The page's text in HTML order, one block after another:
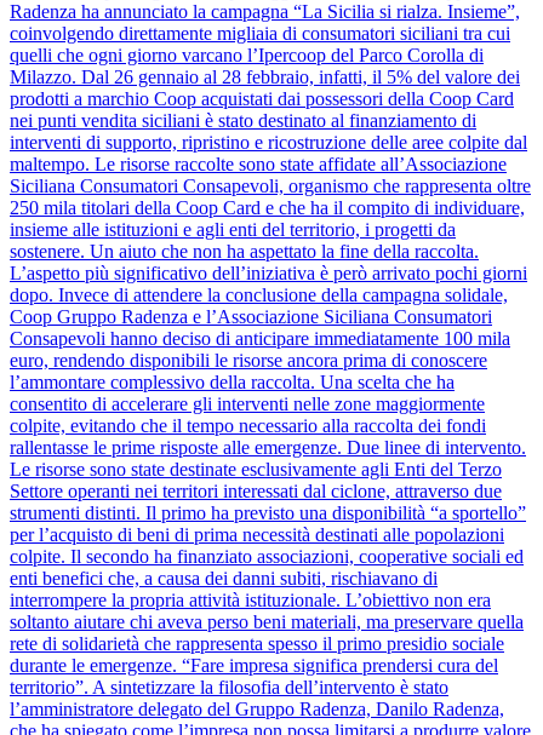
Radenza ha annunciato la campagna “La Sicilia si rialza. Insieme”,
coinvolgendo direttamente migliaia di consumatori siciliani tra cui
quelli che ogni giorno varcano l’Ipercoop del Parco Corolla di
Milazzo. Dal 26 gennaio al 28 febbraio, infatti, il 5% del valore dei
prodotti a marchio Coop acquistati dai possessori della Coop Card
nei punti vendita siciliani è stato destinato al finanziamento di
interventi di supporto, ripristino e ricostruzione delle aree colpite dal
maltempo. Le risorse raccolte sono state affidate all’Associazione
Siciliana Consumatori Consapevoli, organismo che rappresenta oltre
250 mila titolari della Coop Card e che ha il compito di individuare,
insieme alle istituzioni e agli enti del territorio, i progetti da
sostenere. Un aiuto che non ha aspettato la fine della raccolta.
L’aspetto più significativo dell’iniziativa è però arrivato pochi giorni
dopo. Invece di attendere la conclusione della campagna solidale,
Coop Gruppo Radenza e l’Associazione Siciliana Consumatori
Consapevoli hanno deciso di anticipare immediatamente 100 mila
euro, rendendo disponibili le risorse ancora prima di conoscere
l’ammontare complessivo della raccolta. Una scelta che ha
consentito di accelerare gli interventi nelle zone maggiormente
colpite, evitando che il tempo necessario alla raccolta dei fondi
rallentasse le prime risposte alle emergenze. Due linee di intervento.
Le risorse sono state destinate esclusivamente agli Enti del Terzo
Settore operanti nei territori interessati dal ciclone, attraverso due
strumenti distinti. Il primo ha previsto una disponibilità “a sportello”
per l’acquisto di beni di prima necessità destinati alle popolazioni
colpite. Il secondo ha finanziato associazioni, cooperative sociali ed
enti benefici che, a causa dei danni subiti, rischiavano di
interrompere la propria attività istituzionale. L’obiettivo non era
soltanto aiutare chi aveva perso beni materiali, ma preservare quella
rete di solidarietà che rappresenta spesso il primo presidio sociale
durante le emergenze. “Fare impresa significa prendersi cura del
territorio”. A sintetizzare la filosofia dell’intervento è stato
l’amministratore delegato del Gruppo Radenza, Danilo Radenza,